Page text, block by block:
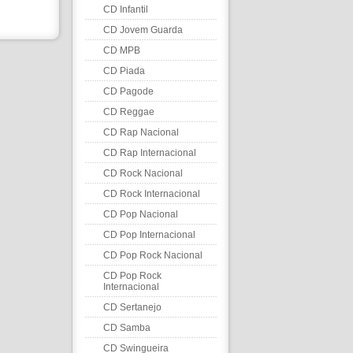
CD Infantil
CD Jovem Guarda
CD MPB
CD Piada
CD Pagode
CD Reggae
CD Rap Nacional
CD Rap Internacional
CD Rock Nacional
CD Rock Internacional
CD Pop Nacional
CD Pop Internacional
CD Pop Rock Nacional
CD Pop Rock
Internacional
CD Sertanejo
CD Samba
CD Swingueira